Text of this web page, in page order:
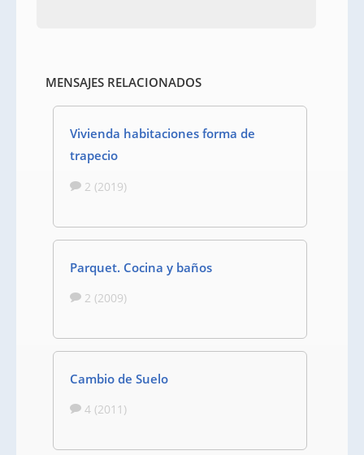
MENSAJES RELACIONADOS
Vivienda habitaciones forma de
trapecio
2 (2019)
Parquet. Cocina y baños
2 (2009)
Cambio de Suelo
4 (2011)